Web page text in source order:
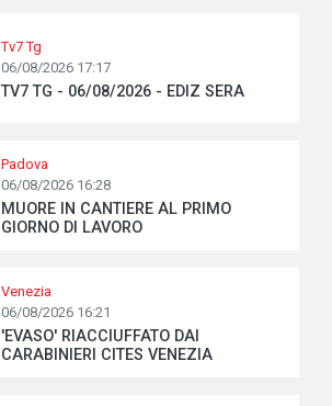
Tv7 Tg
06/08/2026 17:17
TV7 TG - 06/08/2026 - EDIZ SERA
Padova
06/08/2026 16:28
MUORE IN CANTIERE AL PRIMO
GIORNO DI LAVORO
Venezia
06/08/2026 16:21
'EVASO' RIACCIUFFATO DAI
CARABINIERI CITES VENEZIA